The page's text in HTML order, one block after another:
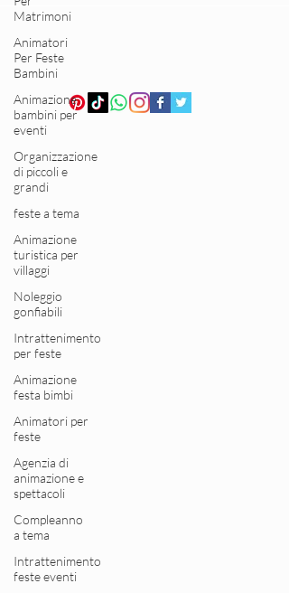
Matrimoni
Animatori
Per Feste
Bambini
Animazione
bambini per
eventi
Organizzazione
di piccoli e
grandi
feste a tema
Animazione
turistica per
villaggi
Noleggio
gonfiabili
Intrattenimento
per feste
Animazione
festa bimbi
Animatori per
feste
Agenzia di
animazione e
spettacoli
Compleanno
a tema
Intrattenimento
feste eventi
disponibile in diverse città e provincia del nord e
centro Italia e tutti i giorni della settimana.
idee come organizzare un matrimonio a tema?
Contattaci. Intrattenimento per bambini durante
matrimonio con attività creativa, giochi, mu